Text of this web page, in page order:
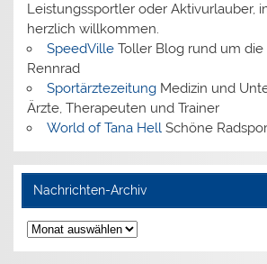
Leistungssportler oder Aktivurlauber,
herzlich willkommen.
SpeedVilleToller Blog rund um die
Rennrad
SportärztezeitungMedizin und
Ärzte, Therapeuten und Trainer
World of Tana HellSchöne
Nachrichten-Archiv
Nachrichten-
Archiv